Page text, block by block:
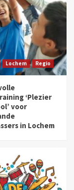
Lochem Regio
‘Plezier
voor
in Lochem